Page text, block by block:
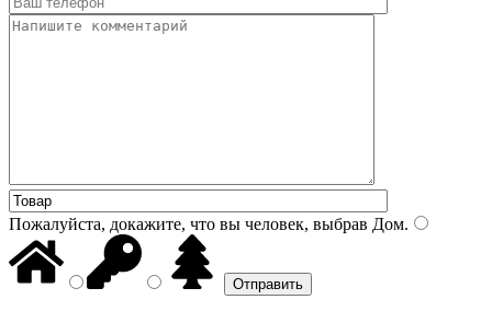
Пожалуйста, докажите, что вы человек, выбрав Дом.